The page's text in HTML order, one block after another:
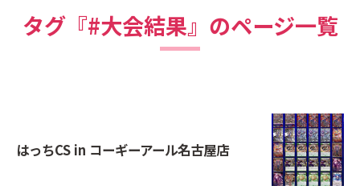
タグ『#大会結果』のページ一覧
はっちCS in コーギーアール名古屋店